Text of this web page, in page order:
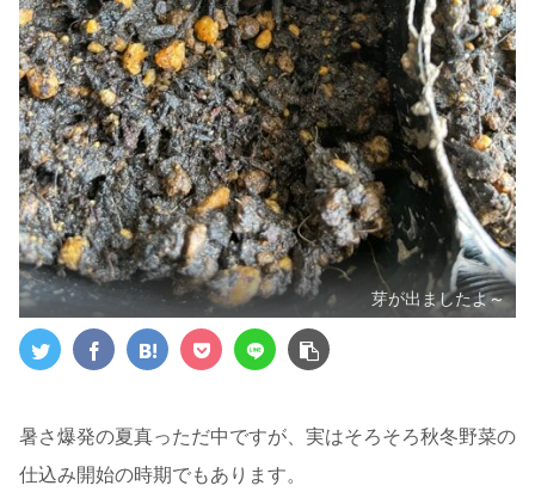
芽が出ましたよ～
暑さ爆発の夏真っただ中ですが、実はそろそろ秋冬野菜の
仕込み開始の時期でもあります。